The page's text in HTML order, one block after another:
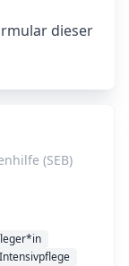
dieser
(SEB)
Intensivpflege